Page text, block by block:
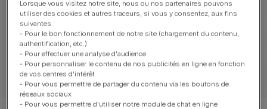
Tous nos articles sur les chats
Lorsque vous visitez notre site, nous ou nos partenaires pouvons
utiliser des cookies et autres traceurs, si vous y consentez, aux fins
suivantes :
- Pour le bon fonctionnement de notre site (chargement du contenu,
authentification, etc.)
- Pour effectuer une analyse d'audience
- Pour personnaliser le contenu de nos publicités en ligne en fonction
de vos centres d'intérêt
- Pour vous permettre de partager du contenu via les boutons de
réseaux sociaux
- Pour vous permettre d'utiliser notre module de chat en ligne